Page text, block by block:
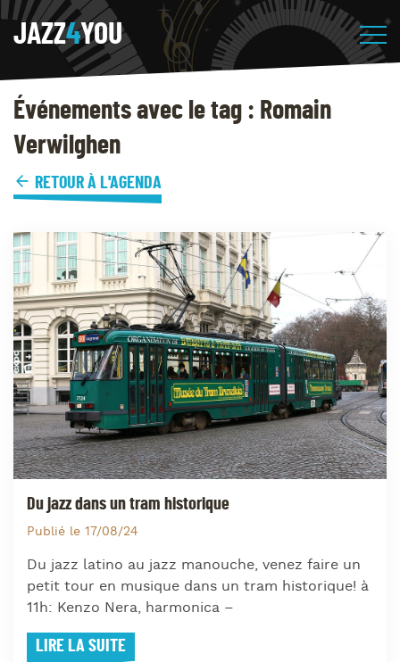
JAZZ4YOU
Événements avec le tag : Romain
Verwilghen
RETOUR À L'AGENDA
Du jazz dans un tram historique
Publié le 17/08/24
Du jazz latino au jazz manouche, venez faire un
petit tour en musique dans un tram historique! à
11h: Kenzo Nera, harmonica –
LIRE LA SUITE